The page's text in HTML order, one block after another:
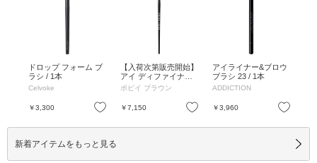
ドロップ フォーム ブ
ラシ / 1本
Celvoke
￥3,300 お気に入り
【入荷次第販売開始】
アイ ディファイナー
ブラシ / 1本
ボビイ ブラウン
￥7,150 お気に入り
アイライナー&ブロウ
ブラシ 23 / 1本
ADDICTION
￥3,960
新着アイテムをもっと見る